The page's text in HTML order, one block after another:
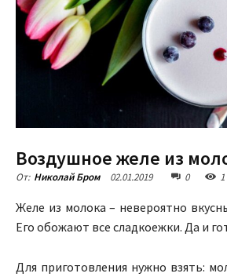
Воздушное желе из
От: Николай Бром 02.01.2019 0 1
Желе из молока – невероятно
Его обожают все сладкоежки. Да и
Для приготовления нужно взять: